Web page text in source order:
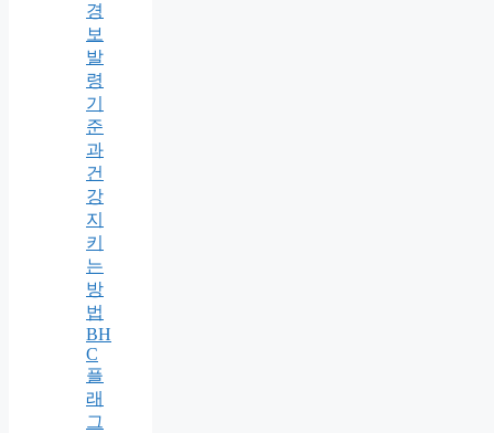
경
보
발
령
기
준
과
건
강
지
키
는
방
법
BH
C
플
래
그